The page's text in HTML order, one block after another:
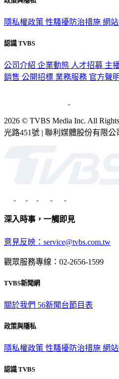
隱私權政策 性騷擾防治措施 網
認識 TVBS
公司介紹 企業動態 人才招募 主
銷售 公開招標 業務服務 官方聲明
2026 © TVBS Media Inc. All
光路451號 | 聯利媒體股份有限公
深入時事，一觸即見
意見反映：service@tvbs.com.tw
觀眾服務專線：02-2656-1599
TVBS新聞網
關於我們 56新聞台節目表
政策與隱私
隱私權政策 性騷擾防治措施 網
認識 TVBS